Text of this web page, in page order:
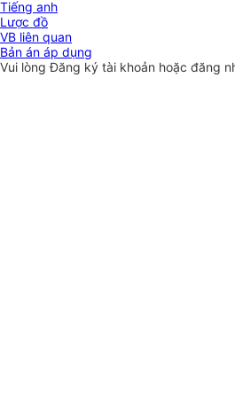
Tiếng anh
Lược đồ
VB liên quan
Bản án áp dụng
Vui lòngĐăng ký tài khoản hoặc đăng